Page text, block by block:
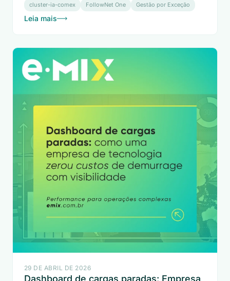
cluster-ia-comex FollowNet One Gestão por Exceção
Leia mais
29 DE ABRIL DE 2026
Dashboard de cargas paradas: Empresa